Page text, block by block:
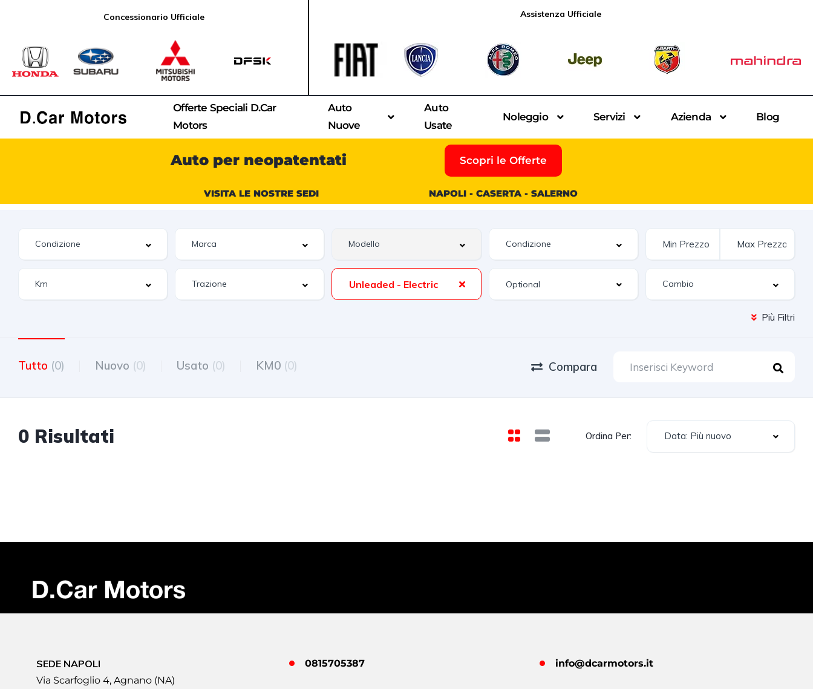
Concessionario Ufficiale Assistenza Ufficiale
Offerte Speciali D.Car
Motors
Auto
Nuove
Auto
Usate
Noleggio Servizi Azienda Blog
Auto per neopatentati Scopri le Offerte
VISITA LE NOSTRE SEDI NAPOLI - CASERTA - SALERNO
Unleaded - Electric Optional
Più Filtri
Tutto (0) Nuovo (0) Usato (0) KM0 (0) Compara
0 Risultati Ordina Per: Data: Più nuovo
SEDE NAPOLI
Via Scarfoglio 4, Agnano (NA)
0815705387 info@dcarmotors.it